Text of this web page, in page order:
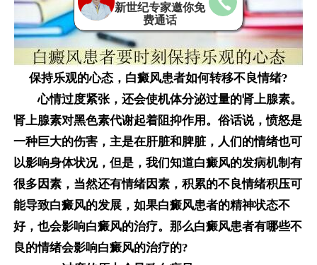
保持乐观的心态，白癜风患者如何转移不良情绪?
心情过度紧张，还会使机体分泌过量的肾上腺素。
肾上腺素对黑色素代谢起着阻抑作用。俗话说，愤怒是
一种巨大的伤害，主是在肝脏和脾脏，人们的情绪也可
以影响身体状况，但是，我们知道白癜风的发病机制有
很多因素，当然还有情绪因素，积累的不良情绪积压可
能导致白癜风的发展，如果白癜风患者的精神状态不
好，也会影响白癜风的治疗。那么白癜风患者有哪些不
良的情绪会影响白癜风的治疗的?
新世纪专家邀你免
费通话